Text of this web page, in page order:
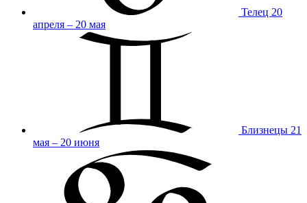
Телец 20
апреля – 20 мая
Близнецы 21
мая – 20 июня